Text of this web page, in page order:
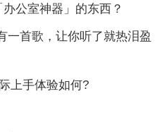
室神器」的东西？
首歌，让你听了就热泪盈
手体验如何?